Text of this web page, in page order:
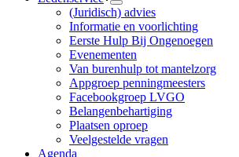
(Juridisch) advies
Informatie en voorlichting
Eerste Hulp Bij Ongenoegen
Evenementen
Van burenhulp tot mantelzorg
Appgroep penningmeesters
Facebookgroep LVGO
Belangenbehartiging
Plaatsen oproep
Veelgestelde vragen
Agenda